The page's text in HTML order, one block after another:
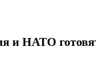
и НАТО